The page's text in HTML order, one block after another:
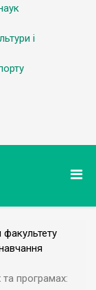
і
та програмах: